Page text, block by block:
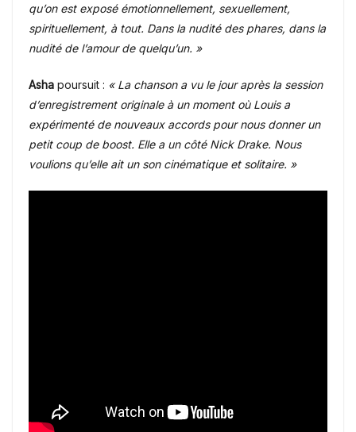
qu’on est exposé émotionnellement, sexuellement,
spirituellement, à tout. Dans la nudité des phares, dans la
nudité de l’amour de quelqu’un. »
Asha poursuit : « La chanson a vu le jour après la session
d’enregistrement originale à un moment où Louis a
expérimenté de nouveaux accords pour nous donner un
petit coup de boost. Elle a un côté Nick Drake. Nous
voulions qu’elle ait un son cinématique et solitaire. »